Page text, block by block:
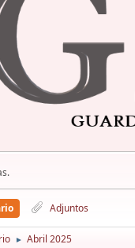
Adjuntos
► Abril 2025